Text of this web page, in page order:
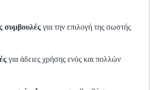
συμβουλές για την επιλογή της σωστής
για άδειες χρήσης ενός και πολλών